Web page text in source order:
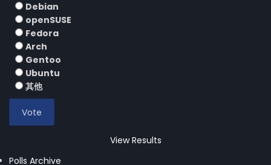
Debian
openSUSE
Fedora
Arch
Gentoo
Ubuntu
其他
View Results
Polls Archive